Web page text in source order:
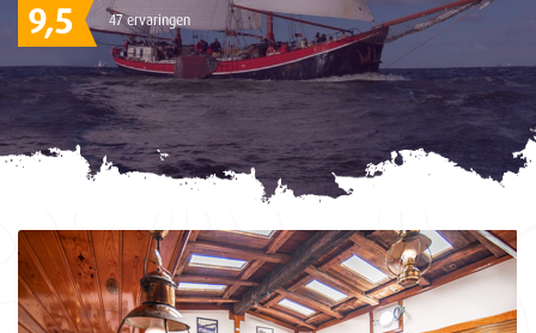
9,5 47 ervaringen